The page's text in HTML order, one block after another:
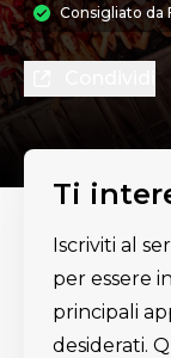
Consigliato da
Ti
Iscriviti al
per essere
principali
desiderati.